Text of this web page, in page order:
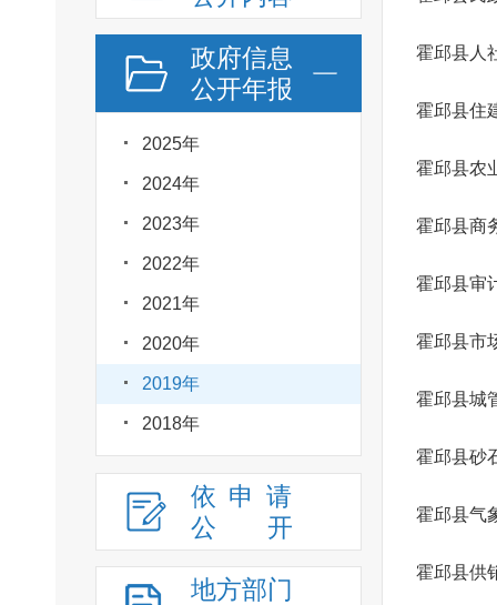
政府信息
公开年报
2025年
2024年
2023年
2022年
2021年
2020年
2019年
2018年
依申请
公
开
地方部门
霍邱县人
霍邱县住
霍邱县商
霍邱县审
霍邱县市
霍邱县城
霍邱县砂
霍邱县气
霍邱县供